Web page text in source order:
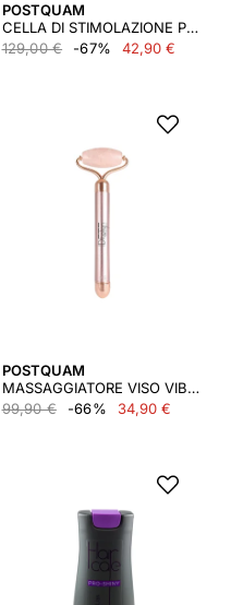
POSTQUAM
CELLA DI STIMOLAZIONE PROFONDA MASCHERA LED 3 CROMOTERAPIA
129,00 €
-67% 42,90 €
POSTQUAM
MASSAGGIATORE VISO VIBRALIFT JADEROLL
99,90 €
-66% 34,90 €